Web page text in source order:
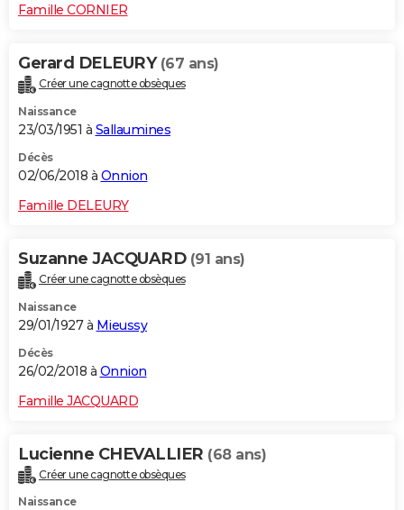
Famille CORNIER
Gerard DELEURY (67 ans)
Créer une cagnotte obsèques
Naissance
23/03/1951 à Sallaumines
Décès
02/06/2018 à Onnion
Famille DELEURY
Suzanne JACQUARD (91 ans)
Créer une cagnotte obsèques
Naissance
29/01/1927 à Mieussy
Décès
26/02/2018 à Onnion
Famille JACQUARD
Lucienne CHEVALLIER (68 ans)
Créer une cagnotte obsèques
Naissance